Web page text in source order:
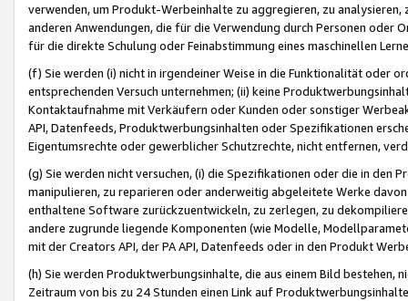
verwenden, um Produkt-Werbeinhalte zu aggregieren, zu
anderen Anwendungen, die für die Verwendung durch Personen
für die direkte Schulung oder Feinabstimmung eines maschinellen
(f) Sie werden (i) nicht in irgendeiner Weise in die Funktionalität oder
entsprechenden Versuch unternehmen; (ii) keine
Kontaktaufnahme mit Verkäufern oder Kunden oder sonstiger
API, Datenfeeds, Produktwerbungsinhalten oder Spezifikationen
Eigentumsrechte oder gewerblicher Schutzrechte, nicht entfernen,
(g) Sie werden nicht versuchen, (i) die Spezifikationen oder die in
manipulieren, zu reparieren oder anderweitig abgeleitete Werke
enthaltene Software zurückzuentwickeln, zu zerlegen, zu
andere zugrunde liegende Komponenten (wie Modelle,
mit der Creators API, der PA API, Datenfeeds oder in den Produkt
(h) Sie werden Produktwerbungsinhalte, die aus einem Bild bestehen,
Zeitraum von bis zu 24 Stunden einen Link auf